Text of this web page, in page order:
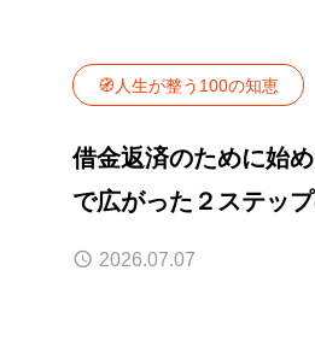
🧭人生が整う100の知恵
借金返済のために始
で広がった２ステッ
2026.07.07